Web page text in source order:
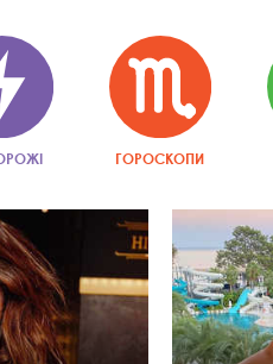
ГОРОСКОПИ